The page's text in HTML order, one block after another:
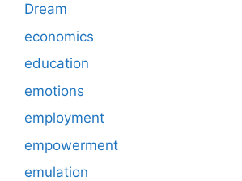
Dream
economics
education
emotions
employment
empowerment
emulation